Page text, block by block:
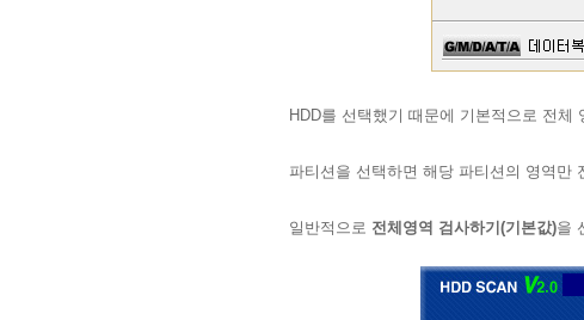
HDD를 선택했기 때문에 기본적으로 전체
파티션을 선택하면 해당 파티션의 영역만
일반적으로 전체영역 검사하기(기본값)을